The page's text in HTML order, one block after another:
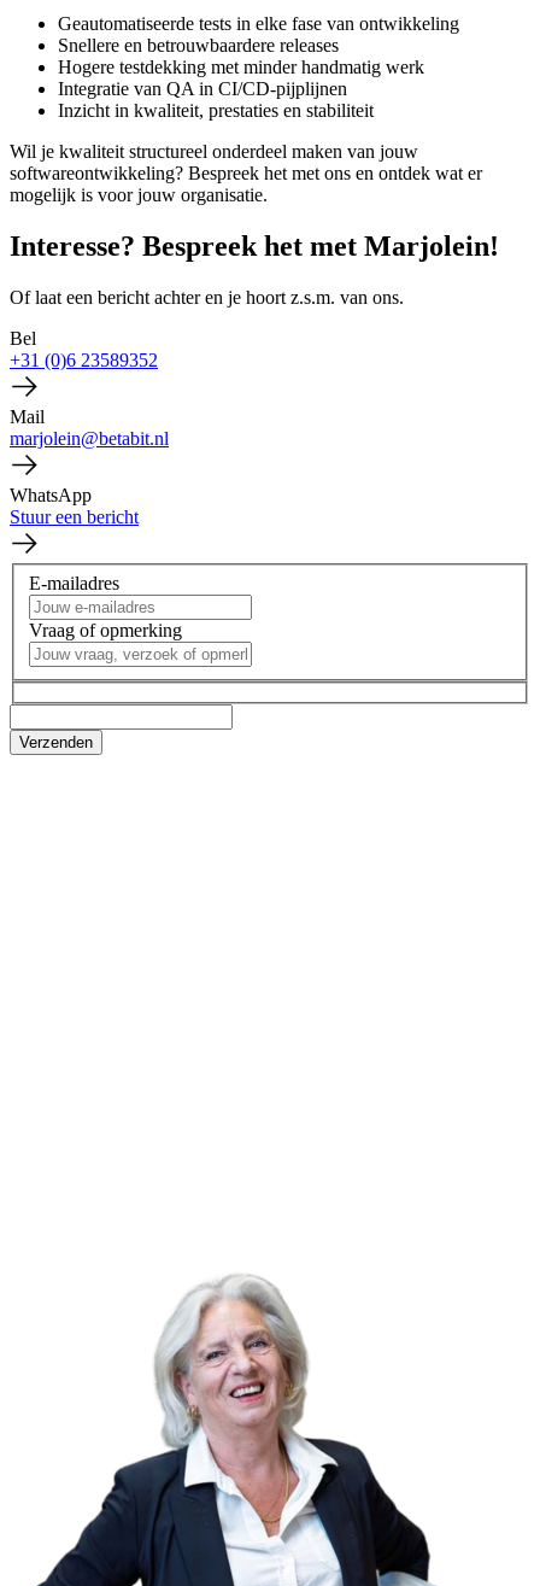
Geautomatiseerde tests in elke fase van ontwikkeling
Snellere en betrouwbaardere releases
Hogere testdekking met minder handmatig werk
Integratie van QA in CI/CD-pijplijnen
Inzicht in kwaliteit, prestaties en stabiliteit
Wil je kwaliteit structureel onderdeel maken van jouw
softwareontwikkeling? Bespreek het met ons en ontdek wat er
mogelijk is voor jouw organisatie.
Interesse? Bespreek het met Marjolein!
Of laat een bericht achter en je hoort z.s.m. van ons.
Bel
+31 (0)6 23589352
Mail
marjolein@betabit.nl
WhatsApp
Stuur een bericht
E-mailadres
Vraag of opmerking